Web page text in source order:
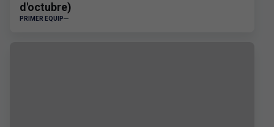
d'octubre)
PRIMER EQUIP